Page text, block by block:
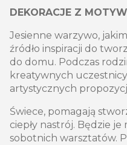
DEKORACJE Z
Jesienne warzywo,
źródło inspiracji do
do domu. Podczas
kreatywnych
artystycznych
Świece, pomagają
ciepły nastrój. Będzie
sobotnich warsztatów.